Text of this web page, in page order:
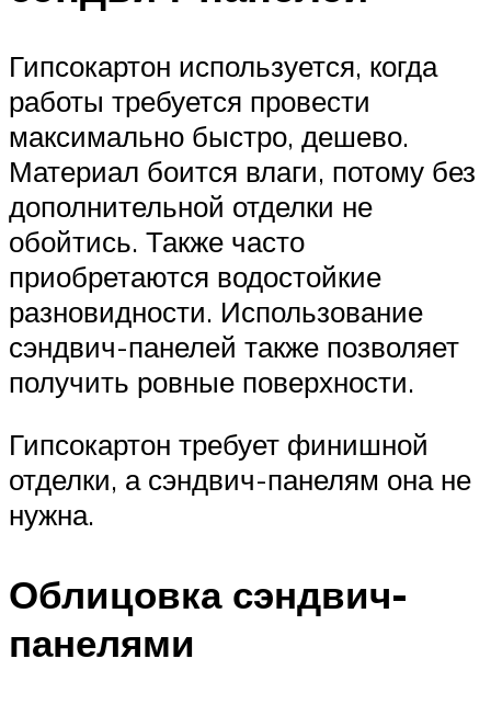
Гипсокартон используется, когда
работы требуется провести
максимально быстро, дешево.
Материал боится влаги, потому без
дополнительной отделки не
обойтись. Также часто
приобретаются водостойкие
разновидности. Использование
сэндвич-панелей также позволяет
получить ровные поверхности.
Гипсокартон требует финишной
отделки, а сэндвич-панелям она не
нужна.
Облицовка сэндвич-
панелями